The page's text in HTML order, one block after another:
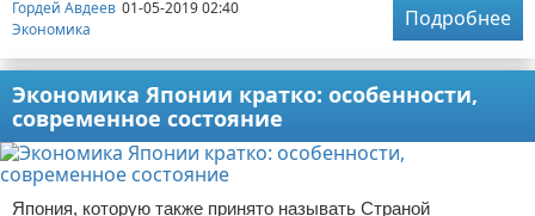
Гордей Авдеев 01-05-2019 02:40
Экономика
Подробнее
Экономика Японии кратко: особенности,
современное состояние
Япония, которую также принято называть Страной